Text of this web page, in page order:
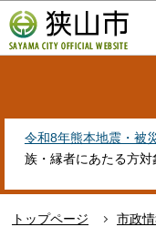
の
ペ
す
令和8年熊本地震・被
族・縁者にあたる方対
トップページ 市政